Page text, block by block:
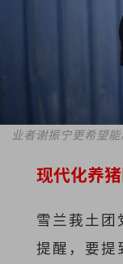
业者谢振宁更希望
现代化养
雪兰莪土团
提醒，要